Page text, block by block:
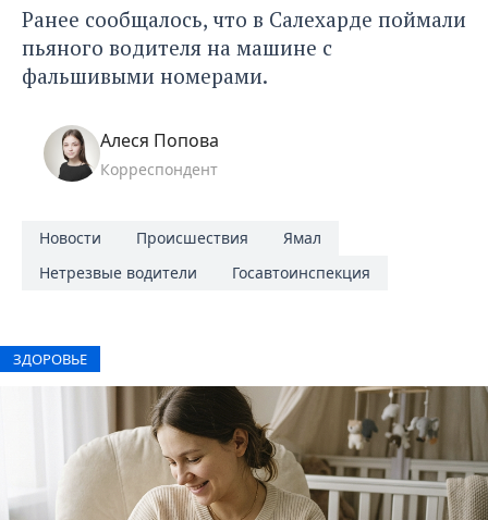
Ранее сообщалось, что в Салехарде поймали
пьяного водителя на машине с
фальшивыми номерами.
Алеся Попова
Корреспондент
Новости Происшествия
Ямал
Нетрезвые водители
Госавтоинспекция
ЗДОРОВЬЕ